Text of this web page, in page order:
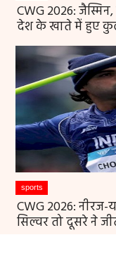
CWG 2026:
देश के खाते में हुए
sports
CWG 2026:
सिल्वर तो दूसरे ने